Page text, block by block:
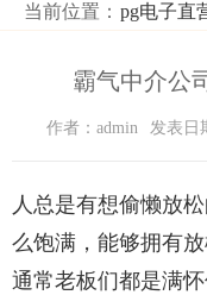
当前位置： pg电子直
霸气中介公
作者：admin 发表日
人总是有想偷懒放
么饱满，能够拥有
通常老板们都是满